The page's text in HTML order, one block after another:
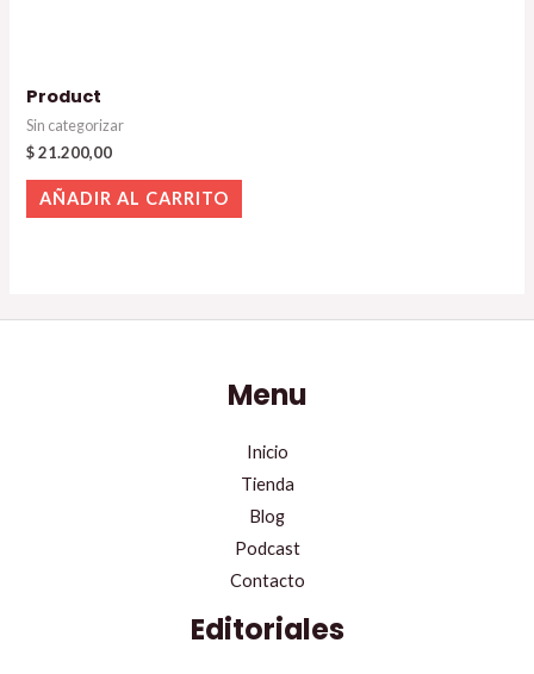
Product
Sin categorizar
$21.200,00
AÑADIR AL CARRITO
Menu
Inicio
Tienda
Blog
Podcast
Contacto
Editoriales